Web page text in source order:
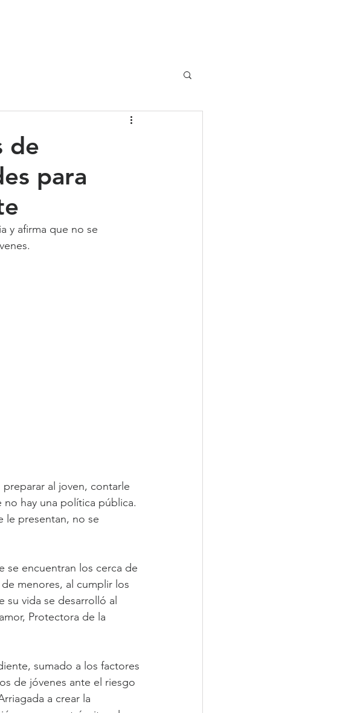
de
para
y afirma que no se
al joven, contarle
hay una política pública.
le presentan, no se
se encuentran los cerca de
menores, al cumplir los
vida se desarrolló al
Protectora de la
sumado a los factores
de jóvenes ante el riesgo
a crear la